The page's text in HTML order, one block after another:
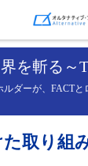
を斬る～
ダーが、FACTと
取り組